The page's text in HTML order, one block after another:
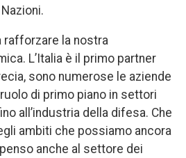
rafforzare la nostra
L’Italia è il primo partner
sono numerose le aziende
di primo piano in settori
all’industria della difesa. Che
ambiti che possiamo ancora
anche al settore dei